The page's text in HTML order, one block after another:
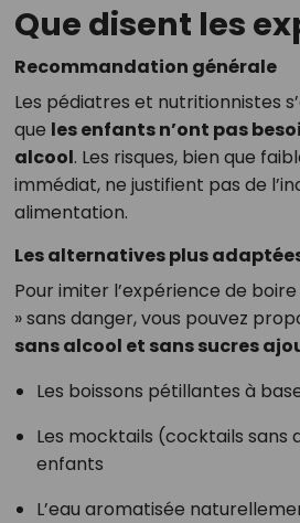
Que disent les
Recommandation générale
Les pédiatres et nutritionnistes
que les enfants n’ont pas
alcool. Les risques, bien que
immédiat, ne justifient pas de
alimentation.
Les alternatives plus
Pour imiter l’expérience de
» sans danger, vous pouvez
sans alcool et sans sucres
Les boissons pétillantes à
Les mocktails (cocktails sans
enfants
L’eau aromatisée